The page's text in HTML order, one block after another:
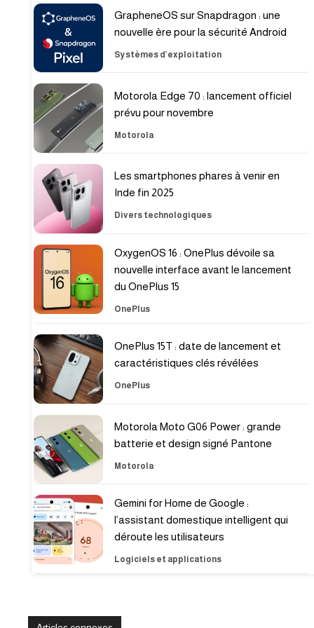
GrapheneOS sur Snapdragon : une
nouvelle ère pour la sécurité Android
Systèmes d’exploitation
Motorola Edge 70 : lancement officiel
prévu pour novembre
Motorola
Les smartphones phares à venir en
Inde fin 2025
Divers technologiques
OxygenOS 16 : OnePlus dévoile sa
nouvelle interface avant le lancement
du OnePlus 15
OnePlus
OnePlus 15T : date de lancement et
caractéristiques clés révélées
OnePlus
Motorola Moto G06 Power : grande
batterie et design signé Pantone
Motorola
Gemini for Home de Google :
l’assistant domestique intelligent qui
déroute les utilisateurs
Logiciels et applications